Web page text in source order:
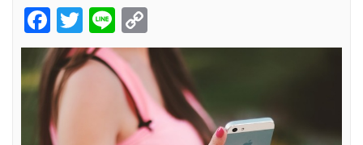
Facebook
Twitter
Line
Link